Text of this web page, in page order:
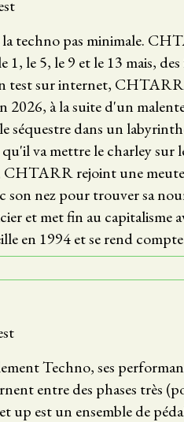
techno pas minimale.
1, le 5, le 9 et le 13 mais,
test sur internet,
2026, à la suite d'un
séquestre dans un
va mettre le charley sur
CHTARR rejoint une
son nez pour trouver sa
et met fin au capitalisme
en 1994 et se rend
Techno, ses
entre des phases très
up est un ensemble de